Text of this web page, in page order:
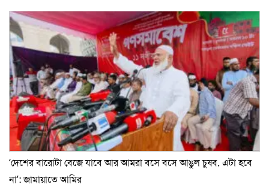
‘দেশের বারোটা বেজে যাবে আর আমরা বসে বসে আঙুল চুষব, এটা হবে
না’: জামায়াতে আমির